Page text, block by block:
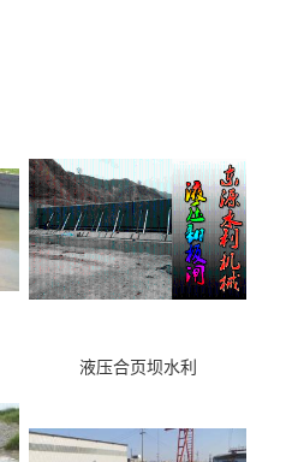
液压合页坝水利